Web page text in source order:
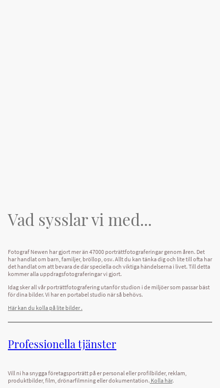
Vad sysslar vi med...
Fotograf Newen har gjort mer än 47000 porträttfotograferingar genom åren. Det
har handlat om barn, familjer, bröllop, osv. Allt du kan tänka dig och lite till ofta har
det handlat om att bevara de där speciella och viktiga händelserna i livet. Till detta
kommer alla uppdragsfotograferingar vi gjort.
Idag sker all vår porträttfotografering utanför studion i de miljöer som passar bäst
för dina bilder. Vi har en portabel studio när så behövs.
Här kan du kolla på lite bilder .
Professionella tjänster
Vill ni ha snygga företagsporträtt på er personal eller profilbilder, reklam,
produktbilder, film, drönarfilmning eller dokumentation. Kolla här.